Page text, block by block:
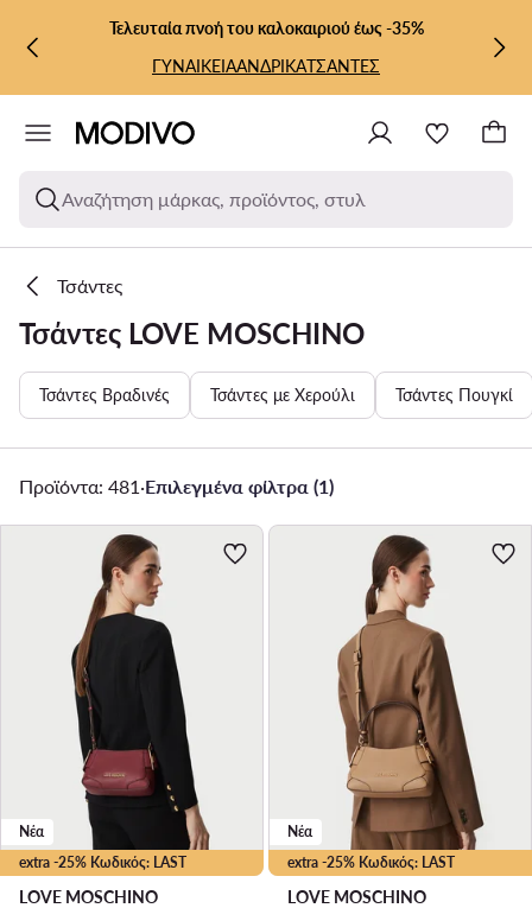
ΜΕΤΆΒΑΣΗ ΣΤΟ ΚΎΡΙΟ ΠΕΡΙΕΧΌΜΕΝΟ
ΜΕΤΆΒΑΣΗ ΣΤΗΝ ΑΝΑΖΉΤΗΣΗ
Τελευταία πνοή του καλοκαιριού έως -35%
ΓΥΝΑΙΚΕΙΑΑΝΔΡΙΚΑΤΣΑΝΤΕΣ
Αναζήτηση μάρκας, προϊόντος, στυλ
Τσάντες
Τσάντες LOVE MOSCHINO
Τσάντες Βραδινές Τσάντες με Χερούλι Τσάντες Πουγκί
Προϊόντα: 481 ·Επιλεγμένα φίλτρα (1)
extra -25% Κωδικός: LAST
Νέα
LOVE MOSCHINO
extra -25% Κωδικός: LAST
Νέα
LOVE MOSCHINO